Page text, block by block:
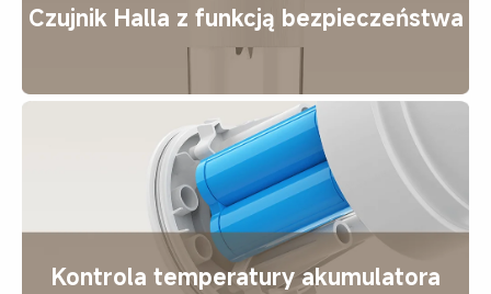
Czujnik Halla z funkcją bezpieczeństwa
Kontrola temperatury akumulatora